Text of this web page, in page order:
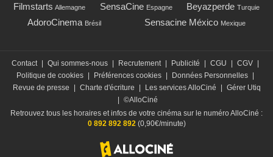
Filmstarts Allemagne SensaCine Espagne Beyazperde Turquie
AdoroCinema Brésil Sensacine México Mexique
Contact | Qui sommes-nous | Recrutement | Publicité | CGU | CGV |
Politique de cookies | Préférences cookies | Données Personnelles |
Revue de presse
| Charte d'écriture | Les services AlloCiné | Gérer Utiq
| ©AlloCiné
Retrouvez tous les horaires et infos de votre cinéma sur le numéro AlloCiné :
0 892 892 892(0,90€/minute)